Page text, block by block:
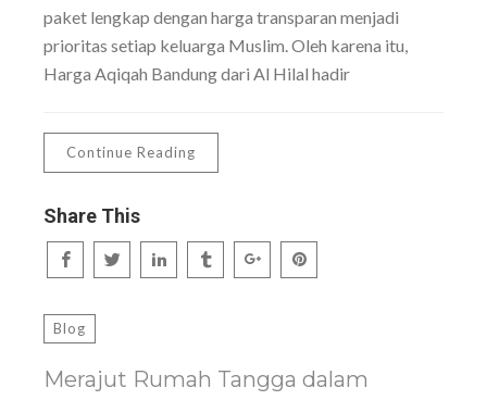
paket lengkap dengan harga transparan menjadi
prioritas setiap keluarga Muslim. Oleh karena itu,
Harga Aqiqah Bandung dari Al Hilal hadir
Continue Reading
Share This
Blog
Merajut Rumah Tangga dalam